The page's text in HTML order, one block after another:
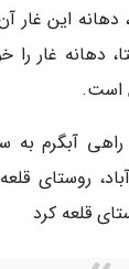
دهانه این غار
دهانه غار
است.
راهی آبگرم
روستای
قلعه کرد